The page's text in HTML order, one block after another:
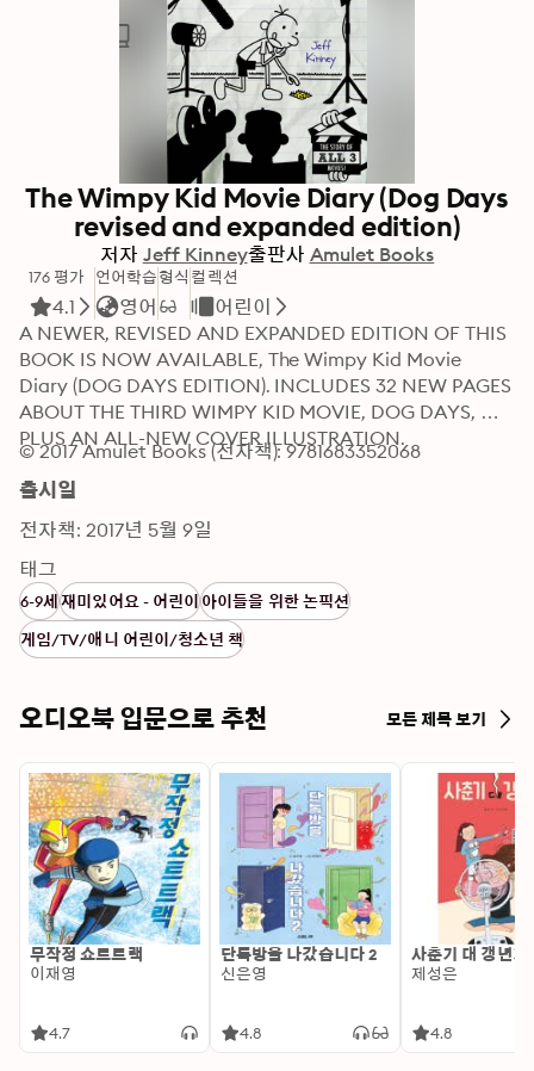
The Wimpy Kid Movie Diary (Dog Days
revised and expanded edition)
저자 Jeff Kinney출판사 Amulet Books
176 평가
4.1
언어학습
영어
형식 컬렉션
어린이
A NEWER, REVISED AND EXPANDED EDITION OF THIS
BOOK IS NOW AVAILABLE, The Wimpy Kid Movie
Diary (DOG DAYS EDITION). INCLUDES 32 NEW PAGES
ABOUT THE THIRD WIMPY KID MOVIE, DOG DAYS,
PLUS AN ALL-NEW COVER ILLUSTRATION.
© 2017 Amulet Books (전자책): 9781683352068
출시일
전자책: 2017년 5월 9일
태그
6-9세재미있어요 - 어린이아이들을 위한 논픽션
게임/TV/애니 어린이/청소년 책
오디오북 입문으로 추천 모든 제목 보기
무작정 쇼트트랙
이재영
4.7
단톡방을 나갔습니다 2
신은영
4.8
사춘기 대 갱년기
제성은
4.8